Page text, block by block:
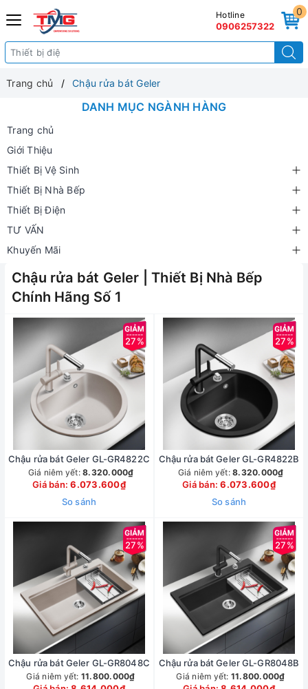
0
Hotline
0906257322
Trang chủ Chậu rửa bát Geler
DANH MỤC NGÀNH HÀNG
Trang chủ
Giới Thiệu
Thiết Bị Vệ Sinh
Thiết Bị Nhà Bếp
Thiết Bị Điện
TƯ VẤN
Khuyến Mãi
Chậu rửa bát Geler | Thiết Bị Nhà Bếp
Chính Hãng Số 1
27%
Chậu rửa bát Geler GL-GR4822C
Giá niêm yết: 8.320.000₫
Giá bán:6.073.600₫
So sánh
27%
Chậu rửa bát Geler GL-GR4822B
Giá niêm yết: 8.320.000₫
Giá bán:6.073.600₫
So sánh
27%
Chậu rửa bát Geler GL-GR8048C
Giá niêm yết: 11.800.000₫
27%
Chậu rửa bát Geler GL-GR8048B
Giá niêm yết: 11.800.000₫